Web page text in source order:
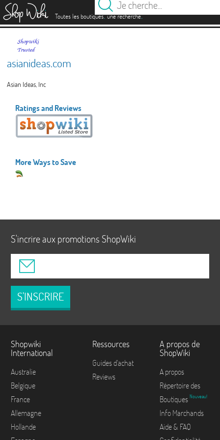
Toutes les boutiques.une recherche.
asianideas.com
Asian Ideas, Inc
Ratings and Reviews
More Ways to Save
S'incrire aux promotions ShopWiki
S'INSCRIRE
Shopwiki
International
Australie
Belgique
France
Allemagne
Hollande
Ressources
Guides d'achat
Reviews
A propos de
ShopWiki
A propos
Répertoire des
Boutiques Nouveau!
Info Marchands
Aide & FAQ